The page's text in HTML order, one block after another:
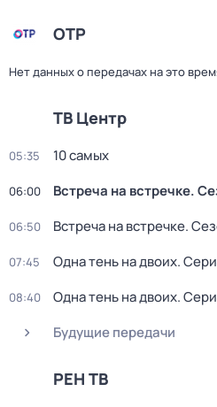
ОТР
Нет данных о передачах на это
ТВ Центр
05:35 10 самых
06:00 Встреча на встречке.
06:50 Встреча на встречке.
07:45 Одна тень на двоих.
08:40 Одна тень на двоих.
Будущие передачи
РЕН ТВ